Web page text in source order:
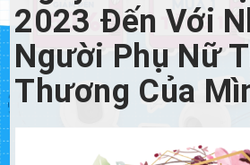
2023 Đến Với
Người Phụ Nữ
Thương Của